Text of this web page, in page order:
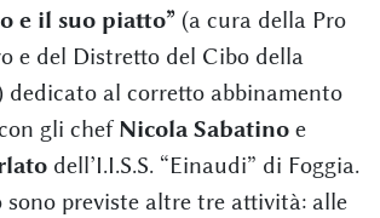
e il suo piatto” (a cura della Pro
e del Distretto del Cibo della
dedicato al corretto abbinamento
gli chef Nicola Sabatinoe
dell’I.I.S.S. “Einaudi” di Foggia.
sono previste altre tre attività: alle